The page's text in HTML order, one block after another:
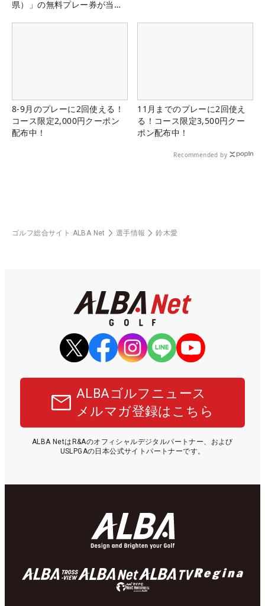
県）」の無料プレー券が当た
8-9月のプレーに2回使える！
コース限定2,000円クーポン
配布中！
11月までのプレーに2回使え
る！コース限定3,500円クー
ポン配布中！
Recommended by
ゴルフ総合サイト ALBA Net 選手情報 鈴木愛
ALBAゴルフニュース
メルマガ登録はこちら
ALBA NetはR&Aのオフィシャルデジタルパートナー、および
USLPGAの日本公式サイトパートナーです。